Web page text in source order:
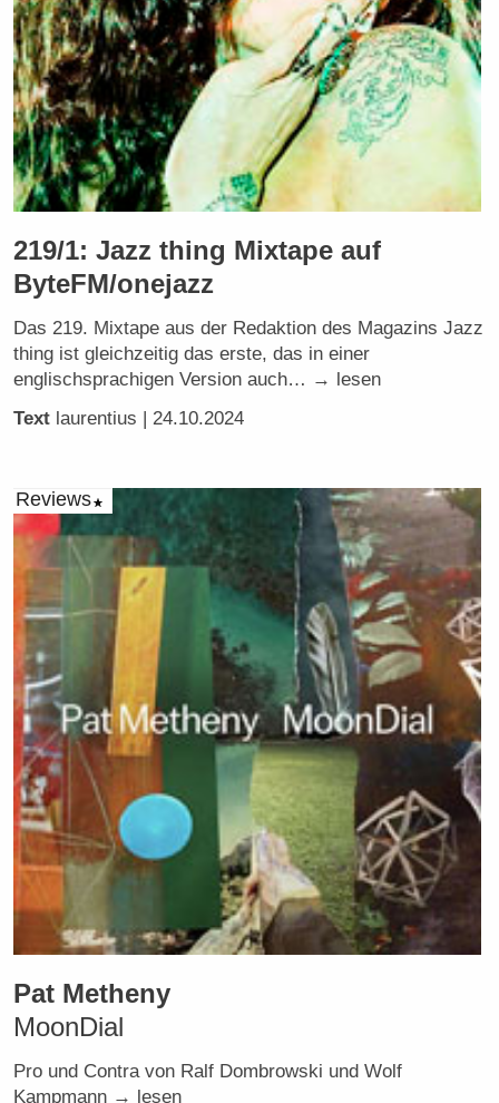
219/1: Jazz thing Mixtape auf
ByteFM/onejazz
Das 219. Mixtape aus der Redaktion des Magazins Jazz
thing ist gleichzeitig das erste, das in einer
englischsprachigen Version auch… → lesen
Text laurentius | 24.10.2024
Reviews
Pat Metheny
MoonDial
Pro und Contra von Ralf Dombrowski und Wolf
Kampmann → lesen